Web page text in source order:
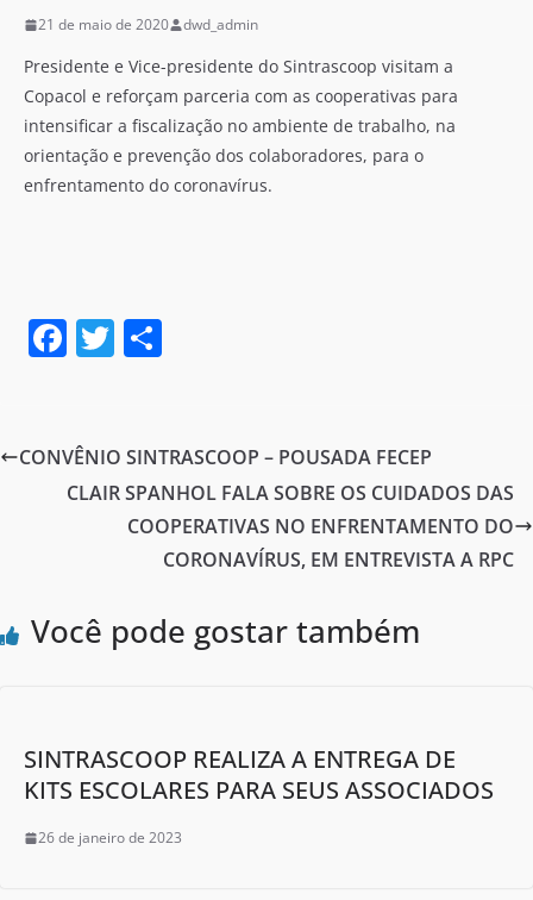
21 de maio de 2020 dwd_admin
Presidente e Vice-presidente do Sintrascoop visitam a
Copacol e reforçam parceria com as cooperativas para
intensificar a fiscalização no ambiente de trabalho, na
orientação e prevenção dos colaboradores, para o
enfrentamento do coronavírus.
F
e
b
T
er e
CONVÊNIO SINTRASCOOP – POUSADA FECEP
CLAIR SPANHOL FALA SOBRE OS CUIDADOS DAS
COOPERATIVAS NO ENFRENTAMENTO DO
CORONAVÍRUS, EM ENTREVISTA A RPC
Você pode gostar também
SINTRASCOOP REALIZA A ENTREGA DE
KITS ESCOLARES PARA SEUS ASSOCIADOS
26 de janeiro de 2023